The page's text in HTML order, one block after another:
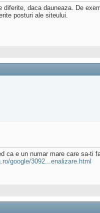
daca dauneaza. De
posturi ale siteului.
ca e un numar mare care
google/3092...enalizare.html